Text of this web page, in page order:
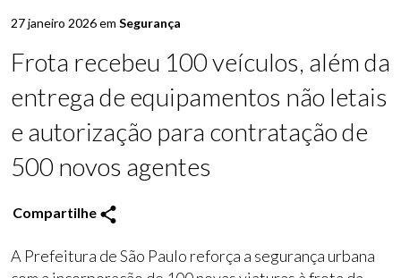
27 janeiro 2026 em Segurança
Frota recebeu 100 veículos, além da
entrega de equipamentos não letais
e autorização para contratação de
500 novos agentes
Compartilhe
A Prefeitura de São Paulo reforça a segurança urbana